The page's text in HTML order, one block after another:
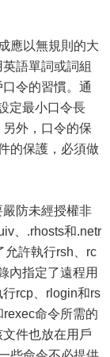
應以無規則的大
語單詞或詞組
令的習慣。通
定最小口令長
外，口令的保
的保護，必須做
防未經授權非
、.rhosts和.netr
允許執行rsh、rc
內指定了遠程用
rcp、rlogin和rs
命令所需的
件也放在用戶